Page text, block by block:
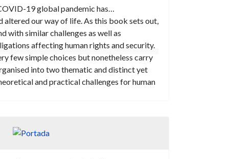
19 global pandemic has
altered our way of life. As this book sets out,
with similar challenges as well as
affecting human rights and security.
few simple choices but nonetheless carry
into two thematic and distinct yet
and practical challenges for human
and legal impact of recent responses to